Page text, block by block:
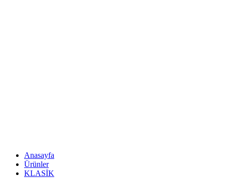
Anasayfa
Ürünler
KLASİK